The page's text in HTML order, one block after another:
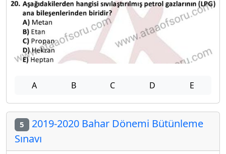
A B C D E
5 2019-2020 Bahar Dönemi Bütünleme
Sınavı